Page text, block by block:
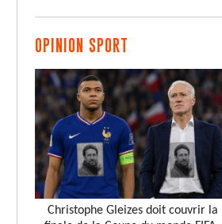
OPINION SPORT
Christophe Gleizes doit couvrir la